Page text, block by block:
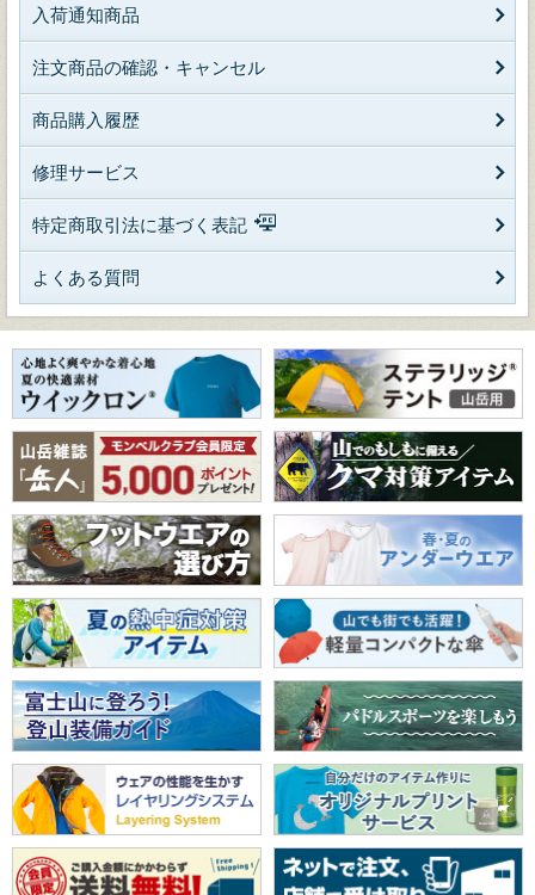
入荷通知商品
注文商品の確認・キャンセル
商品購入履歴
修理サービス
特定商取引法に基づく表記
よくある質問